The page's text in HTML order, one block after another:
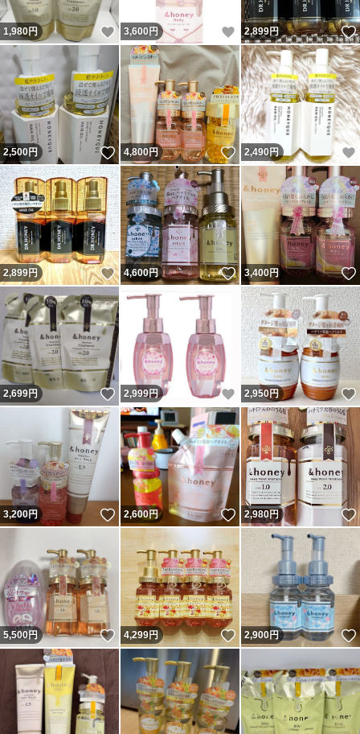
1,980円 いいね！
3,600 円 いいね！
2,899円
2,500円 いいね！
4,800円 いいね！
2,490円
2,899円 いいね！
4,600円 いいね！
3,400円
2,699円 いいね！
2,999円 いいね！
2,950円
3,200円 いいね！
2,600円 いいね！
2,980円
5,500円 いいね！
4,299円 いいね！
2,900円